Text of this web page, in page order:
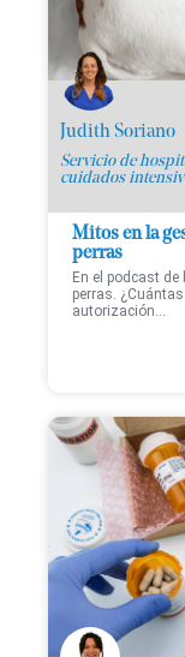
Judith Soriano
Servicio de
cuidados
Mitos en la
perras
En el podcast
perras.
autorización...